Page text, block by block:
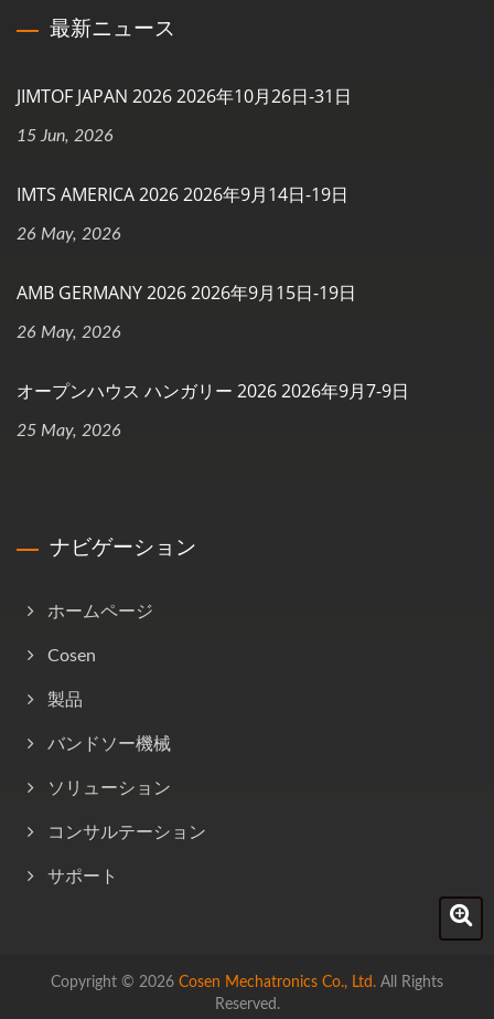
最新ニュース
JIMTOF JAPAN 2026 2026年10月26日-31日
15 Jun, 2026
IMTS AMERICA 2026 2026年9月14日-19日
26 May, 2026
AMB GERMANY 2026 2026年9月15日-19日
26 May, 2026
オープンハウス ハンガリー 2026 2026年9月7-9日
25 May, 2026
ナビゲーション
ホームページ
Cosen
製品
バンドソー機械
ソリューション
コンサルテーション
サポート
Copyright © 2026 Cosen Mechatronics Co., Ltd. All Rights
Reserved.